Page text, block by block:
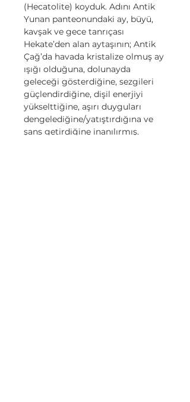
(Hecatolite) koyduk. Adını Antik
Yunan panteonundaki ay, büyü,
kavşak ve gece tanrıçası
Hekate’den alan aytaşının; Antik
Çağ’da havada kristalize olmuş ay
ışığı olduğuna, dolunayda
geleceği gösterdiğine, sezgileri
güçlendirdiğine, dişil enerjiyi
yükselttiğine, aşırı duyguları
dengelediğine/yatıştırdığına ve
şans getirdiğine inanılırmış.